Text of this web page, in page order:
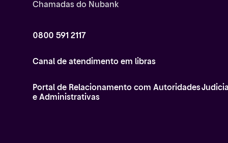
Chamadas do Nubank
0800 591 2117
Canal de atendimento em libras
Portal de Relacionamento com Autoridades
e Administrativas